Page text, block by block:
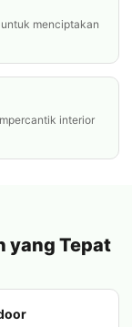
menciptakan
interior
yang Tepat